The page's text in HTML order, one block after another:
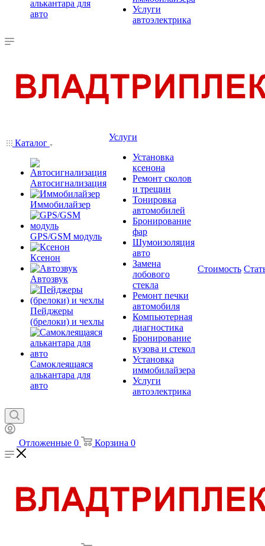
алькантара для
авто
Услуги
автоэлектрика
Каталог
Автосигнализация
Иммобилайзер
GPS/GSM модуль
Ксенон
Автозвук
Пейджеры
(брелоки) и чехлы
Самоклеящаяся
алькантара для
авто
Услуги
Установка
ксенона
Ремонт сколов
и трещин
Тонировка
автомобилей
Бронирование
фар
Шумоизоляция
авто
Замена
лобового
стекла
Ремонт печки
автомобиля
Компьютерная
диагностика
Бронирование
кузова и стекол
Установка
иммобилайзера
Услуги
автоэлектрика
Стоимость
Отложенные 0 Корзина 0